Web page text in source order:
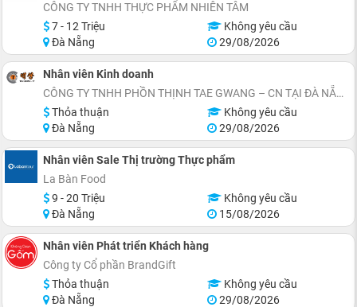
CÔNG TY TNHH THỰC PHẨM NHIÊN TÂM
7 - 12 Triệu
Không yêu cầu
Đà Nẵng
29/08/2026
Nhân viên Kinh doanh
CÔNG TY TNHH PHỒN THỊNH TAE GWANG – CN TẠI ĐÀ NẴNG
Thỏa thuận
Không yêu cầu
Đà Nẵng
29/08/2026
Nhân viên Sale Thị trường Thực phẩm
La Bàn Food
9 - 20 Triệu
Không yêu cầu
Đà Nẵng
15/08/2026
Nhân viên Phát triển Khách hàng
Công ty Cổ phần BrandGift
Thỏa thuận
Không yêu cầu
Đà Nẵng
29/08/2026